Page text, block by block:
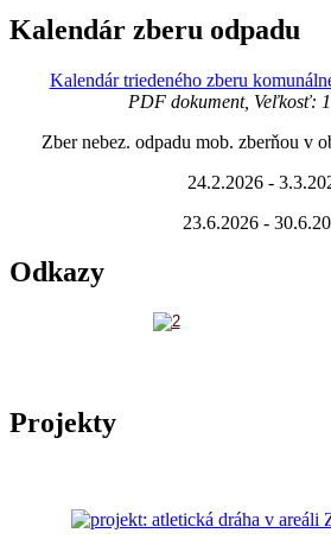
Kalendár zberu odpadu
Kalendár triedeného zberu
PDF dokument, Veľkosť:
Zber nebez. odpadu mob. zberňou v
24.2.2026 -
23.6.2026 -
Odkazy
Projekty